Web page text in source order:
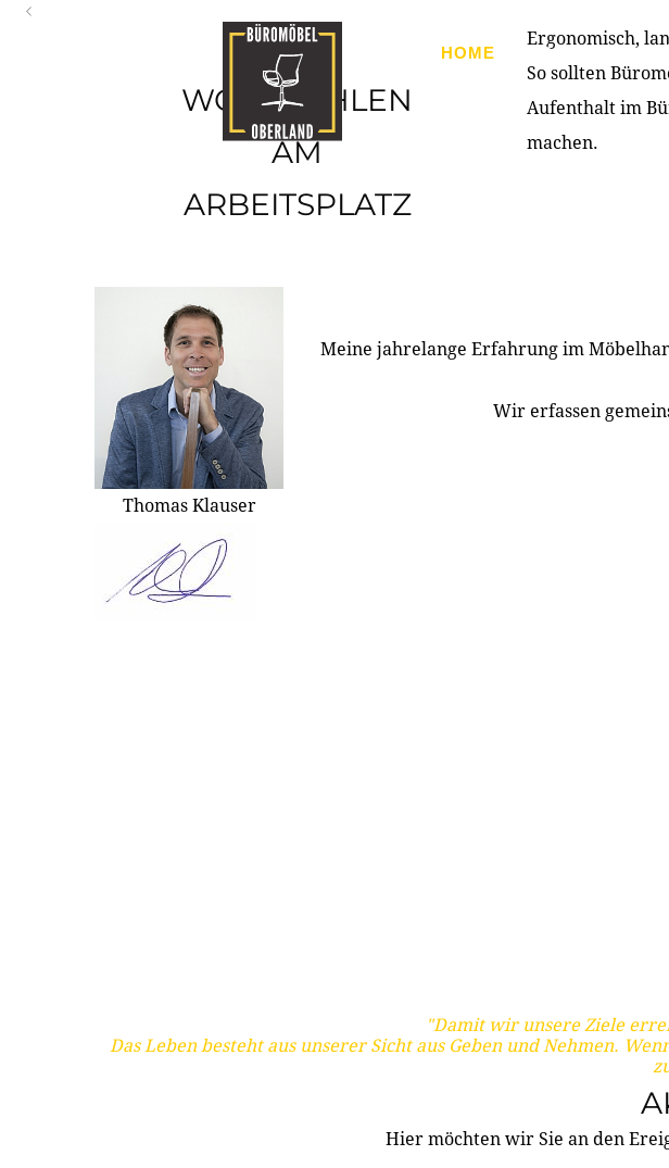
HOME PRODUKTE
WOHLFÜHLEN
AM
ARBEITSPLATZ
Ergonomisch,
So sollten
Aufenthalt im
machen.
Thomas Klauser
Meine jahrelange Erfahrung im
Wir erfassen
"Damit wir unsere Ziele
Das Leben besteht aus unserer Sicht aus Geben und Nehmen.
Hier möchten wir Sie an den